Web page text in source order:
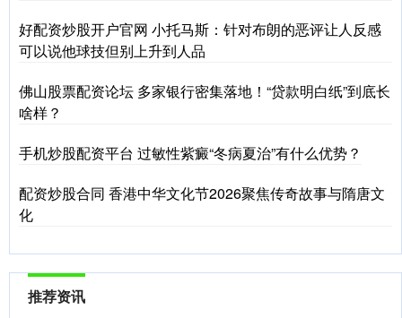
好配资炒股开户官网 小托马斯：针对布朗的恶评让人反感
可以说他球技但别上升到人品
佛山股票配资论坛 多家银行密集落地！“贷款明白纸”到底长
啥样？
手机炒股配资平台 过敏性紫癜“冬病夏治”有什么优势？
配资炒股合同 香港中华文化节2026聚焦传奇故事与隋唐文
化
推荐资讯